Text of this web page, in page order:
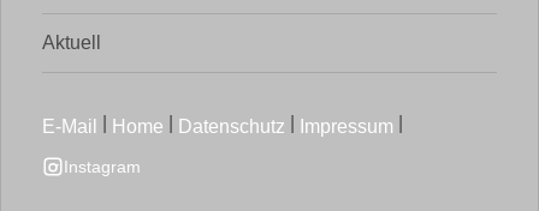
Aktuell
Instagram